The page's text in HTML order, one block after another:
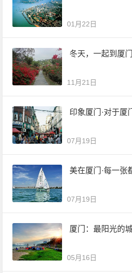
01月22日
冬天，一起到厦
11月21日
印象厦门·对于厦
07月19日
美在厦门·每一张
07月19日
厦门：最阳光的
05月16日